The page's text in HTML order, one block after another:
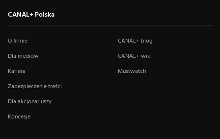
CANAL+ Polska
O firmie
Dla mediów
Kariera
Zabezpieczenie treści
Dla akcjonariuszy
Koncesje
CANAL+ blog
CANAL+ wiki
Mustwatch